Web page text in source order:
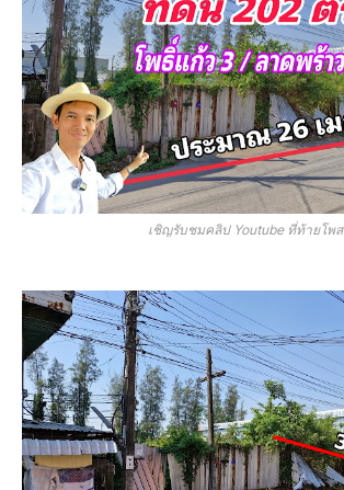
เชิญรับชมคลิป Youtube ที่ท้ายโพส